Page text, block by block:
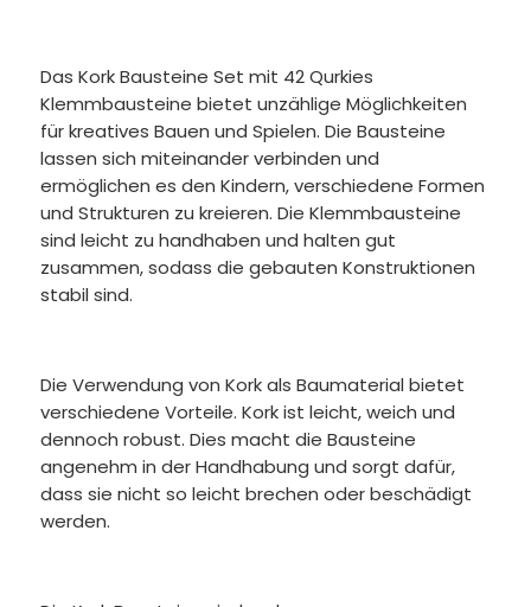
Das Kork Bausteine Set mit 42 Qurkies
Klemmbausteine bietet unzählige Möglichkeiten
für kreatives Bauen und Spielen. Die Bausteine
lassen sich miteinander verbinden und
ermöglichen es den Kindern, verschiedene Formen
und Strukturen zu kreieren. Die Klemmbausteine
sind leicht zu handhaben und halten gut
zusammen, sodass die gebauten Konstruktionen
stabil sind.
Die Verwendung von Kork als Baumaterial bietet
verschiedene Vorteile. Kork ist leicht, weich und
dennoch robust. Dies macht die Bausteine
angenehm in der Handhabung und sorgt dafür,
dass sie nicht so leicht brechen oder beschädigt
werden.